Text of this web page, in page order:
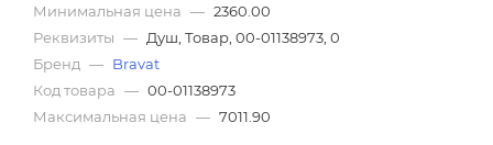
Минимальная цена — 2360.00
Реквизиты — Душ, Товар, 00-01138973, 0
Бренд — Bravat
Код товара — 00-01138973
Максимальная цена — 7011.90